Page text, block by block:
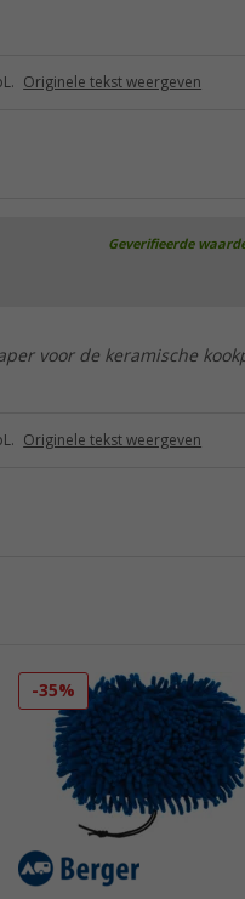
Originele tekst weergeven
Geverifieerde
voor de keramische
Originele tekst weergeven
-35%